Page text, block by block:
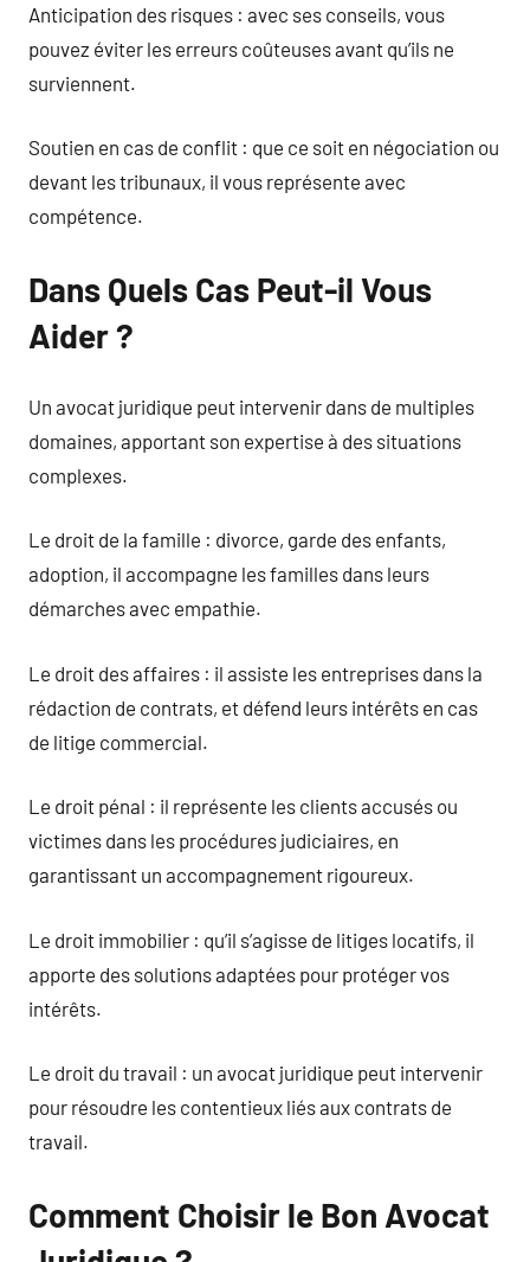
Anticipation des risques : avec ses conseils, vous
pouvez éviter les erreurs coûteuses avant qu’ils ne
surviennent.
Soutien en cas de conflit : que ce soit en négociation ou
devant les tribunaux, il vous représente avec
compétence.
Dans Quels Cas Peut-il Vous
Aider ?
Un avocat juridique peut intervenir dans de multiples
domaines, apportant son expertise à des situations
complexes.
Le droit de la famille : divorce, garde des enfants,
adoption, il accompagne les familles dans leurs
démarches avec empathie.
Le droit des affaires : il assiste les entreprises dans la
rédaction de contrats, et défend leurs intérêts en cas
de litige commercial.
Le droit pénal : il représente les clients accusés ou
victimes dans les procédures judiciaires, en
garantissant un accompagnement rigoureux.
Le droit immobilier : qu’il s’agisse de litiges locatifs, il
apporte des solutions adaptées pour protéger vos
intérêts.
Le droit du travail : un avocat juridique peut intervenir
pour résoudre les contentieux liés aux contrats de
travail.
Comment Choisir le Bon Avocat